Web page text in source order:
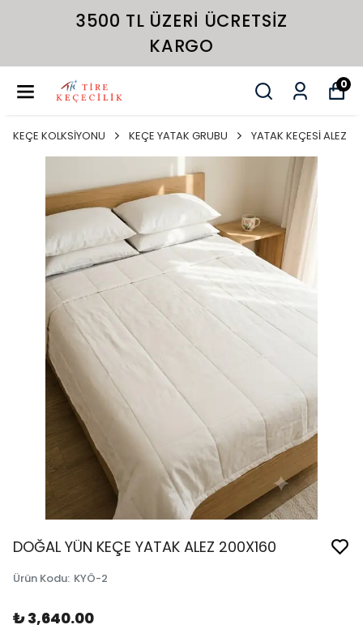
3500 TL ÜZERI ÜCRETSIZ
KARGO
0
KEÇE KOLKSİYONU KEÇE YATAK GRUBU YATAK KEÇESİ ALEZ
DOĞAL YÜN KEÇE YATAK ALEZ 200X160
Ürün Kodu: KYÖ-2
₺ 3,640.00